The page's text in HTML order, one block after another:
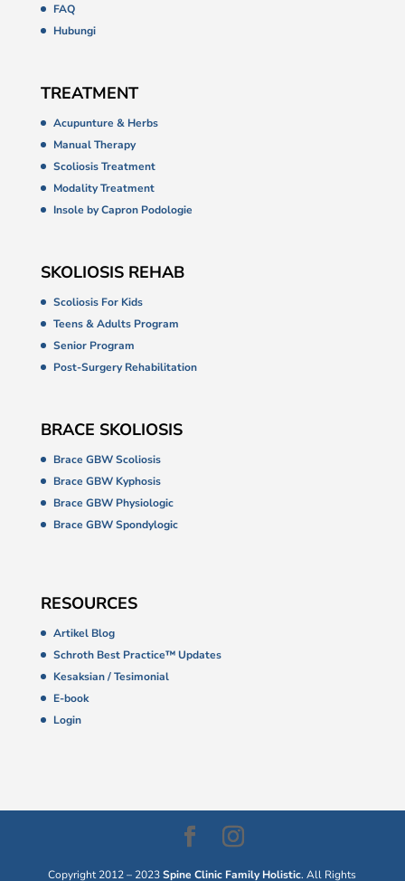
FAQ
Hubungi
TREATMENT
Acupunture & Herbs
Manual Therapy
Scoliosis Treatment
Modality Treatment
Insole by Capron Podologie
SKOLIOSIS REHAB
Scoliosis For Kids
Teens & Adults Program
Senior Program
Post-Surgery Rehabilitation
BRACE SKOLIOSIS
Brace GBW Scoliosis
Brace GBW Kyphosis
Brace GBW Physiologic
Brace GBW Spondylogic
RESOURCES
Artikel Blog
Schroth Best Practice™ Updates
Kesaksian / Tesimonial
E-book
Login
Copyright 2012 – 2023Spine Clinic Family Holistic. All Rights